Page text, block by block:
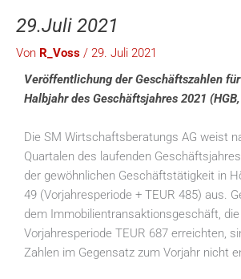
29.Juli 2021
Von R_Voss / 29. Juli 2021
Veröffentlichung der Geschäftszahlen
Halbjahr des Geschäftsjahres 2021
Die SM Wirtschaftsberatungs AG weist
Quartalen des laufenden
der gewöhnlichen Geschäftstätigkeit in
49 (Vorjahresperiode + TEUR 485) aus.
dem Immobilientransaktionsgeschäft,
Vorjahresperiode TEUR 687 erreichten,
Zahlen im Gegensatz zum Vorjahr nicht